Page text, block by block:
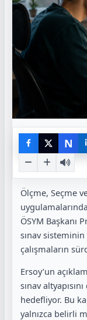
N
Ölçme, Seçme
ÖSYM Başkanı
sınav sisteminin
çalışmaların
Ersoy’un
sınav
hedefliyor. Bu
yalnızca belirli